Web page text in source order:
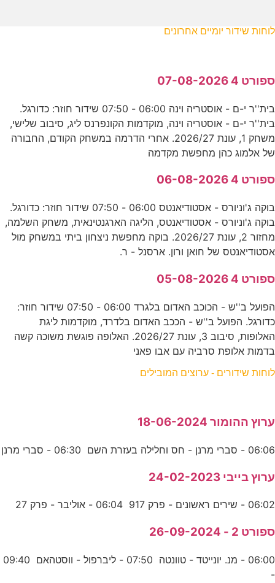
לוחות שידור יומיים אחרונים
ספורט 4 07-08-2026
בית''ר י-ם - אוסטריה וינה 06:00 - 07:50 שידור חוזר: כדורגל.
בית''ר י-ם - אוסטריה וינה, מוקדמות הקונפרנס ליג, סיבוב שלישי,
משחק 1, עונת 2026/27. אחרי הדרמה במשחק הקודם, החבורה
של אלמוג כהן מחפשת מקדמה
ספורט 4 06-08-2026
בוקה ג'וניורס - אסטודיאנטס 06:00 - 07:50 שידור חוזר: כדורגל.
בוקה ג'וניורס - אסטודיאנטס, הליגה הארגנטינאית, משחק השלמה,
מחזור 2, עונת 2026/27. בוקה מחפשת ניצחון ביתי במשחק מול
אסטודיאנטס של חואן ורון. ארסנל - ר.
ספורט 4 05-08-2026
הפועל ב''ש - הכוכב האדום בלגרד 06:00 - 07:50 שידור חוזר:
כדורגל. הפועל ב''ש - הככב האדום בלדרד, מוקדמות ליגת
האלופות, סיבוב 3, עונת 2026/27. האלופה פוגשת משוכה קשה
בדמות אלופת סרביה עם אבו פאני
לוחות שידורים - ערוצים המובילים
ערוץ ההומור 18-06-2024
06:06 - סברי מרנן - חס וחלילה בעזרת השם 06:30 - סברי מרנן
ערוץ בייבי 24-02-2023
06:02 - שירים ראשונים - פרק 917 06:04 - אוליבר - פרק 27
ספורט 2 - 26-09-2024
06:00 - מנ. יונייטד - טוונטה 07:50 - ליברפול - ווסטהאם 09:40
-